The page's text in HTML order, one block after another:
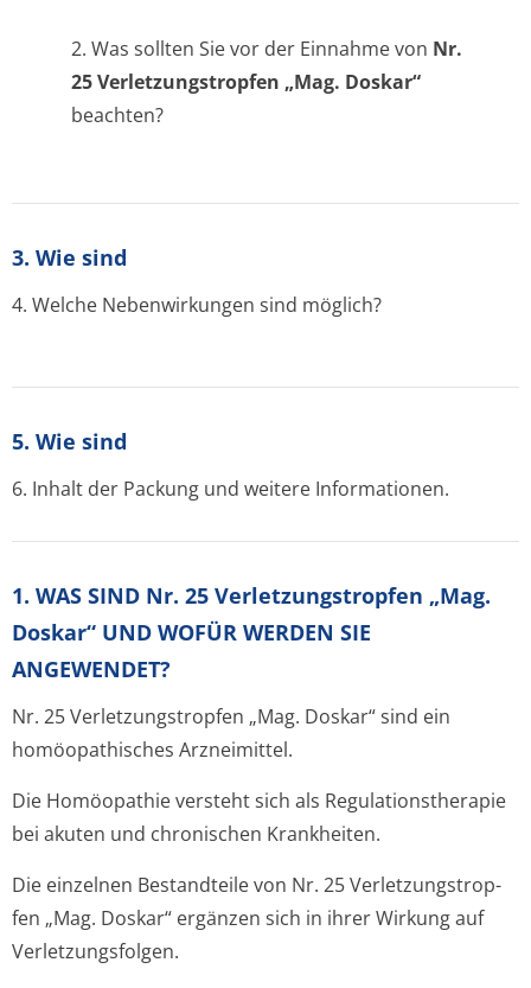
2. Was sollten Sie vor der Einnahme von Nr.
25 Verletzungstrop­fen „Mag. Doskar“
beachten?
3. Wie sind
4. Welche Nebenwirkungen sind möglich?
5. Wie sind
6. Inhalt der Packung und weitere Informationen.
1. WAS SIND Nr. 25 Verletzungstropfen „Mag.
Doskar“ UND WOFÜR WERDEN SIE
ANGEWENDET?
Nr. 25 Verletzungstrop­fen „Mag. Doskar“ sind ein
homöopathisches Arzneimittel.
Die Homöopathie versteht sich als Regulationstherapie
bei akuten und chronischen Krankheiten.
Die einzelnen Bestandteile von Nr. 25 Verletzungstrop­
fen „Mag. Doskar“ ergänzen sich in ihrer Wirkung auf
Verletzungsfolgen.